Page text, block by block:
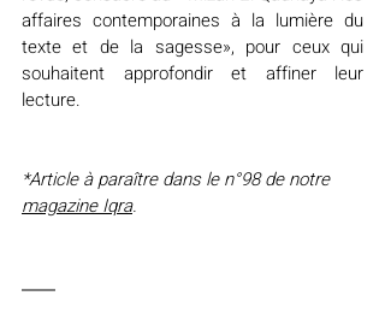
affaires contemporaines à la lumière du
texte et de la sagesse», pour ceux qui
souhaitent approfondir et affiner leur
lecture.
*Article à paraître dans le n°98 de notre
magazine Iqra.